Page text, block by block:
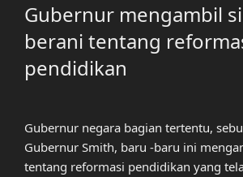
Gubernur mengambil
berani tentang
pendidikan
Gubernur negara bagian tertentu,
Gubernur Smith, baru -baru ini
tentang reformasi pendidikan yang